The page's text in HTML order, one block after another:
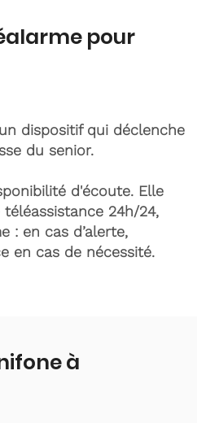
pour
dispositif qui déclenche
du senior.
d'écoute. Elle
24h/24,
: en cas d’alerte,
en cas de nécessité.
à